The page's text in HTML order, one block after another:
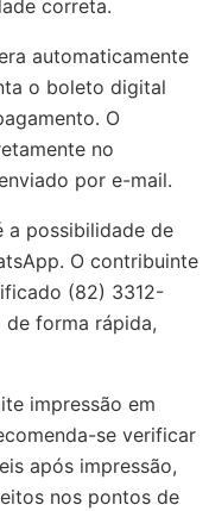
correta.
automaticamente
o boleto digital
O
no
por e-mail.
a possibilidade de
O contribuinte
(82) 3312-
forma rápida,
impressão em
se verificar
após impressão,
nos pontos de